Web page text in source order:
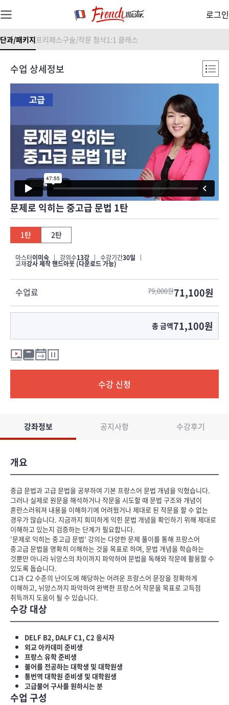
로그인
단과/패키지프리패스구술/작문 첨삭1:1 클래스
수업 상세정보
문제로 익히는 중고급 문법 1탄
1탄 2탄
마스터이미숙 강의수13강 수강기간30일
교재강사 제작 핸드아웃 (다운로드 가능)
수업료 79,000원71,100원
총 금액71,100원
수강 신청
강좌정보 공지사항 수강후기
개요
중급 문법과 고급 문법을 공부하여 기본 프랑스어 문법 개념을 익혔습니다.
그러나 실제로 원문을 해석하거나 작문을 시도할 때 문법 구조와 개념이
혼란스러워져 내용을 이해하기에 어려웠거나 제대로 된 작문을 할 수 없는
경우가 많습니다. 지금까지 희미하게 익힌 문법 개념을 확인하기 위해 제대로
이해하고 있는지 검증하는 단계가 필요합니다.
'문제로 익히는 중고급 문법' 강의는 다양한 문제 풀이를 통해 프랑스어
중고급 문법을 명확히 이해하는 것을 목표로 하며, 문법 개념을 학습하는
것뿐만 아니라 뉘앙스의 차이까지 파악하여 문법을 독해와 작문에 활용할 수
있도록 돕습니다.
C1과 C2 수준의 난이도에 해당하는 어려운 프랑스어 문장을 정확하게
이해하고, 뉘앙스까지 파악하여 완벽한 프랑스어 작문을 목표로 고득점
취득까지 도움이 될 수 있습니다.
수강 대상
DELF B2, DALF C1, C2 응시자
외교 아카데미 준비생
프랑스 유학 준비생
불어를 전공하는 대학생 및 대학원생
통번역 대학원 준비생 및 대학원생
고급불어 구사를 원하시는 분
수업 구성